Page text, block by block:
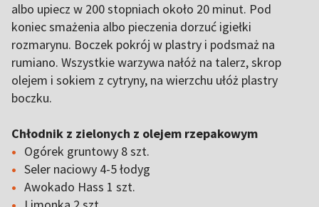
albo upiecz w 200 stopniach około 20 minut. Pod
koniec smażenia albo pieczenia dorzuć igiełki
rozmarynu. Boczek pokrój w plastry i podsmaż na
rumiano. Wszystkie warzywa nałóż na talerz, skrop
olejem i sokiem z cytryny, na wierzchu ułóż plastry
boczku.
Chłodnik z zielonych z olejem rzepakowym
Ogórek gruntowy 8 szt.
Seler naciowy 4-5 łodyg
Awokado Hass 1 szt.